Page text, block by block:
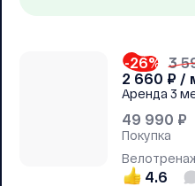
-26% 3
2 660 ₽ /
Аренда 3
49 990 ₽
Покупка
4.6